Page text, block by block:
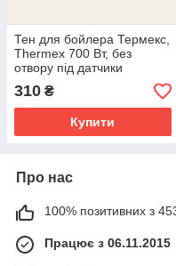
Тен для бойлера Термекс,
Thermex 700 Вт, без
отвору під датчики
310 ₴
Купити
Про нас
100% позитивних з 453
Працює з 06.11.2015